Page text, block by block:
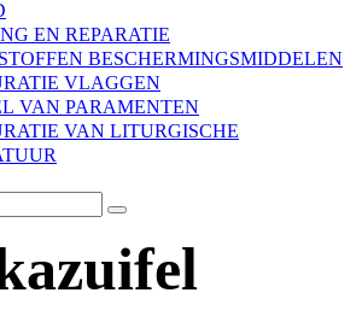
EN REPARATIE
BESCHERMINGSMIDDELEN
VLAGGEN
VAN PARAMENTEN
VAN LITURGISCHE
Verzenden